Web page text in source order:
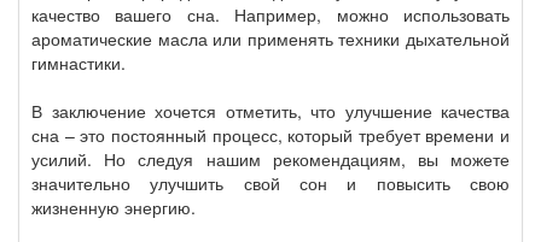
качество вашего сна. Например, можно использовать
ароматические масла или применять техники дыхательной
гимнастики.
В заключение хочется отметить, что улучшение качества
сна – это постоянный процесс, который требует времени и
усилий. Но следуя нашим рекомендациям, вы можете
значительно улучшить свой сон и повысить свою
жизненную энергию.